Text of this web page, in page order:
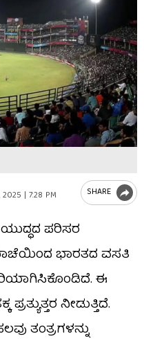
| 7:28 PM SHARE
ಪರಿಸರ
ಭಾರತದ ವಸತಿ
ಈ
ನೀಡುತ್ತಿದೆ.
ತಂತ್ರಗಳನ್ನು